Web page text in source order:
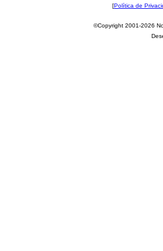
[Política de
©Copyright 2001-2026